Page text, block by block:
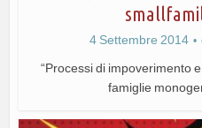
4 Settembre 2014
“Processi di impoverimento
famiglie